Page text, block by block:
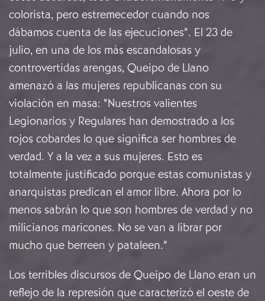
colorista, pero estremecedor cuando nos
dábamos cuenta de las ejecuciones”. El 23 de
julio, en una de los más escandalosas y
controvertidas arengas, Queipo de Llano
amenazó a las mujeres republicanas con su
violación en masa: “Nuestros valientes
Legionarios y Regulares han demostrado a los
rojos cobardes lo que significa ser hombres de
verdad. Y a la vez a sus mujeres. Esto es
totalmente justificado porque estas comunistas y
anarquistas predican el amor libre. Ahora por lo
menos sabrán lo que son hombres de verdad y no
milicianos maricones. No se van a librar por
mucho que berreen y pataleen.”
Los terribles discursos de Queipo de Llano eran un
reflejo de la represión que caracterizó el oeste de